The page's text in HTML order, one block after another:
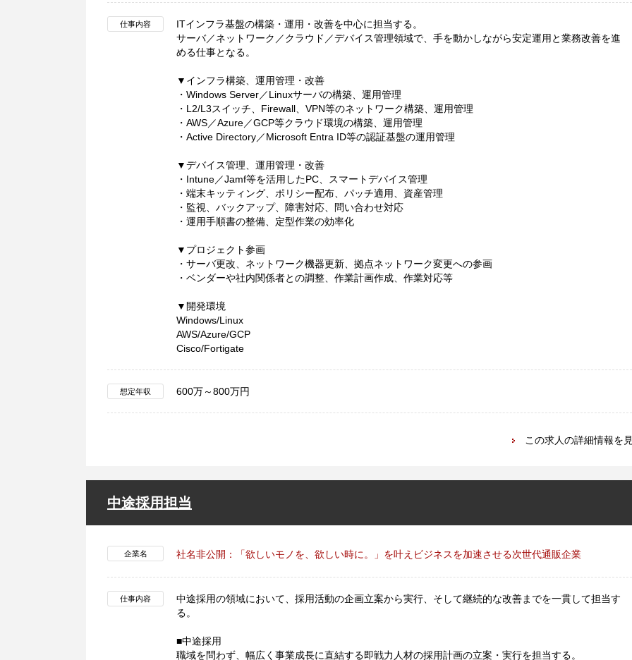
仕事内容
ITインフラ基盤の構築・運用・改善を中心に担当する。
サーバ／ネットワーク／クラウド／デバイス管理領域で、手を動かしながら安定運用と業務改善を進
める仕事となる。
▼インフラ構築、運用管理・改善
・Windows Server／Linuxサーバの構築、運用管理
・L2/L3スイッチ、Firewall、VPN等のネットワーク構築、運用管理
・AWS／Azure／GCP等クラウド環境の構築、運用管理
・Active Directory／Microsoft Entra ID等の認証基盤の運用管理
▼デバイス管理、運用管理・改善
・Intune／Jamf等を活用したPC、スマートデバイス管理
・端末キッティング、ポリシー配布、パッチ適用、資産管理
・監視、バックアップ、障害対応、問い合わせ対応
・運用手順書の整備、定型作業の効率化
▼プロジェクト参画
・サーバ更改、ネットワーク機器更新、拠点ネットワーク変更への参画
・ベンダーや社内関係者との調整、作業計画作成、作業対応等
▼開発環境
Windows/Linux
AWS/Azure/GCP
Cisco/Fortigate
想定年収 600万～800万円
この求人の詳細情報を
中途採用担当
企業名 社名非公開：「欲しいモノを、欲しい時に。」を叶えビジネスを加速させる次世代通販企業
仕事内容
中途採用の領域において、採用活動の企画立案から実行、そして継続的な改善までを一貫して担当す
る。
■中途採用
職域を問わず、幅広く事業成長に直結する即戦力人材の採用計画の立案・実行を担当する。